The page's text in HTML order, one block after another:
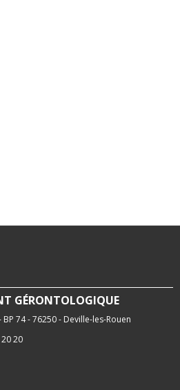
GÉRONTOLOGIQUE
74 - 76250 - Deville-les-Rouen
20